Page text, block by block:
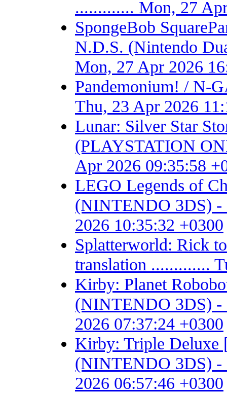
............. Mon, 27
SpongeBob
N.D.S. (Nintendo
Mon, 27 Apr 2026
Pandemonium! / N-
Thu, 23 Apr 2026
Lunar: Silver Star
(PLAYSTATION
Apr 2026 09:35:58
LEGO Legends of
(NINTENDO 3DS) -
2026 10:35:32 +0300
Splatterworld: Rick
translation .............
Kirby: Planet
(NINTENDO 3DS) -
2026 07:37:24 +0300
Kirby: Triple
(NINTENDO 3DS) -
2026 06:57:46 +0300